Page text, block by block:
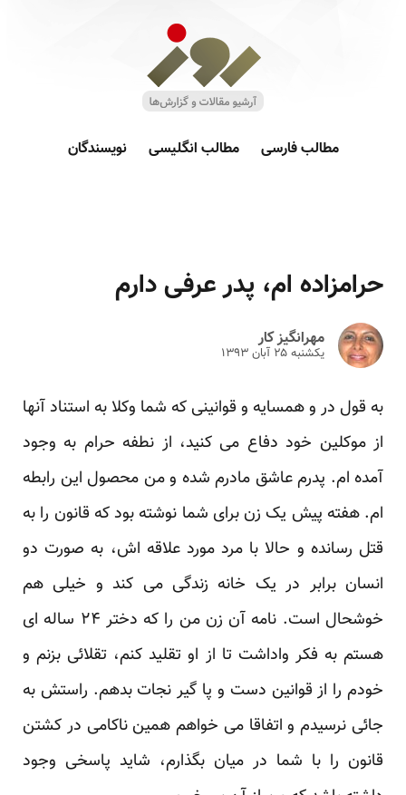
مطالب فارسی مطالب انگلیسی نویسندگان
حرامزاده ام، پدر عرفی دارم
مهرانگیز کار
یکشنبه ۲۵ آبان ۱۳۹۳
به قول در و همسایه و قوانینی که شما وکلا به استناد آنها
از موکلین خود دفاع می کنید، از نطفه حرام به وجود
آمده ام. پدرم عاشق مادرم شده و من محصول این رابطه
ام. هفته پیش یک زن برای شما نوشته بود که قانون را به
قتل رسانده و حالا با مرد مورد علاقه اش، به صورت دو
انسان برابر در یک خانه زندگی می کند و خیلی هم
خوشحال است. نامه آن زن من را که دختر ۲۴ ساله ای
هستم به فکر واداشت تا از او تقلید کنم، تقلائی بزنم و
خودم را از قوانین دست و پا گیر نجات بدهم. راستش به
جائی نرسیدم و اتفاقا می خواهم همین ناکامی در کشتن
قانون را با شما در میان بگذارم، شاید پاسخی وجود